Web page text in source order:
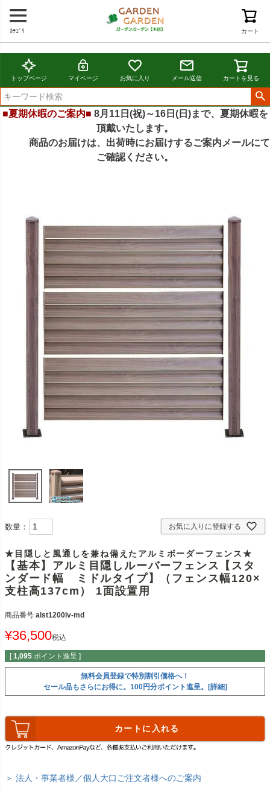
カート
ｶﾃｺﾞﾘ
トップページ マイページ お気に入り メール送信 カートを見る
■夏期休暇のご案内■ 8月11日(祝)～16日(日)まで、夏期休暇を
頂戴いたします。
商品のお届けは、出荷時にお届けするご案内メールにて
ご確認ください。
お気に入りに登録する
数量：
★目隠しと風通しを兼ね備えたアルミボーダーフェンス★
【基本】アルミ目隠しルーバーフェンス【スタ
ンダード幅 ミドルタイプ】（フェンス幅120×
支柱高137cm） 1面設置用
商品番号 alst1200lv-md
¥36,500税込
[ 1,095 ポイント進呈 ]
無料会員登録で特別割引価格へ！
セール品もさらにお得に。100円分ポイント進呈。[詳細]
カートに入れる
＞ 法人・事業者様／個人大口ご注文者様へのご案内